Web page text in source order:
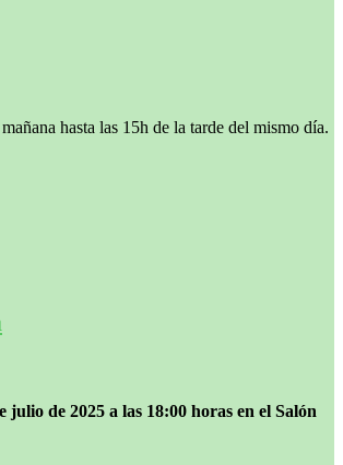
hasta las 15h de la tarde del mismo día.
de 2025 a las 18:00 horas en el Salón